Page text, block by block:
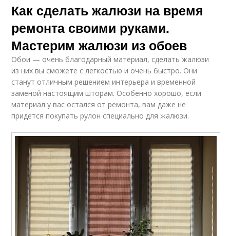
Как сделать жалюзи на время
ремонта своими руками.
Мастерим жалюзи из обоев
Обои — очень благодарный материал, сделать жалюзи
из них вы сможете с легкостью и очень быстро. Они
станут отличным решением интерьера и временной
заменой настоящим шторам. Особенно хорошо, если
материал у вас остался от ремонта, вам даже не
придется покупать рулон специально для жалюзи.